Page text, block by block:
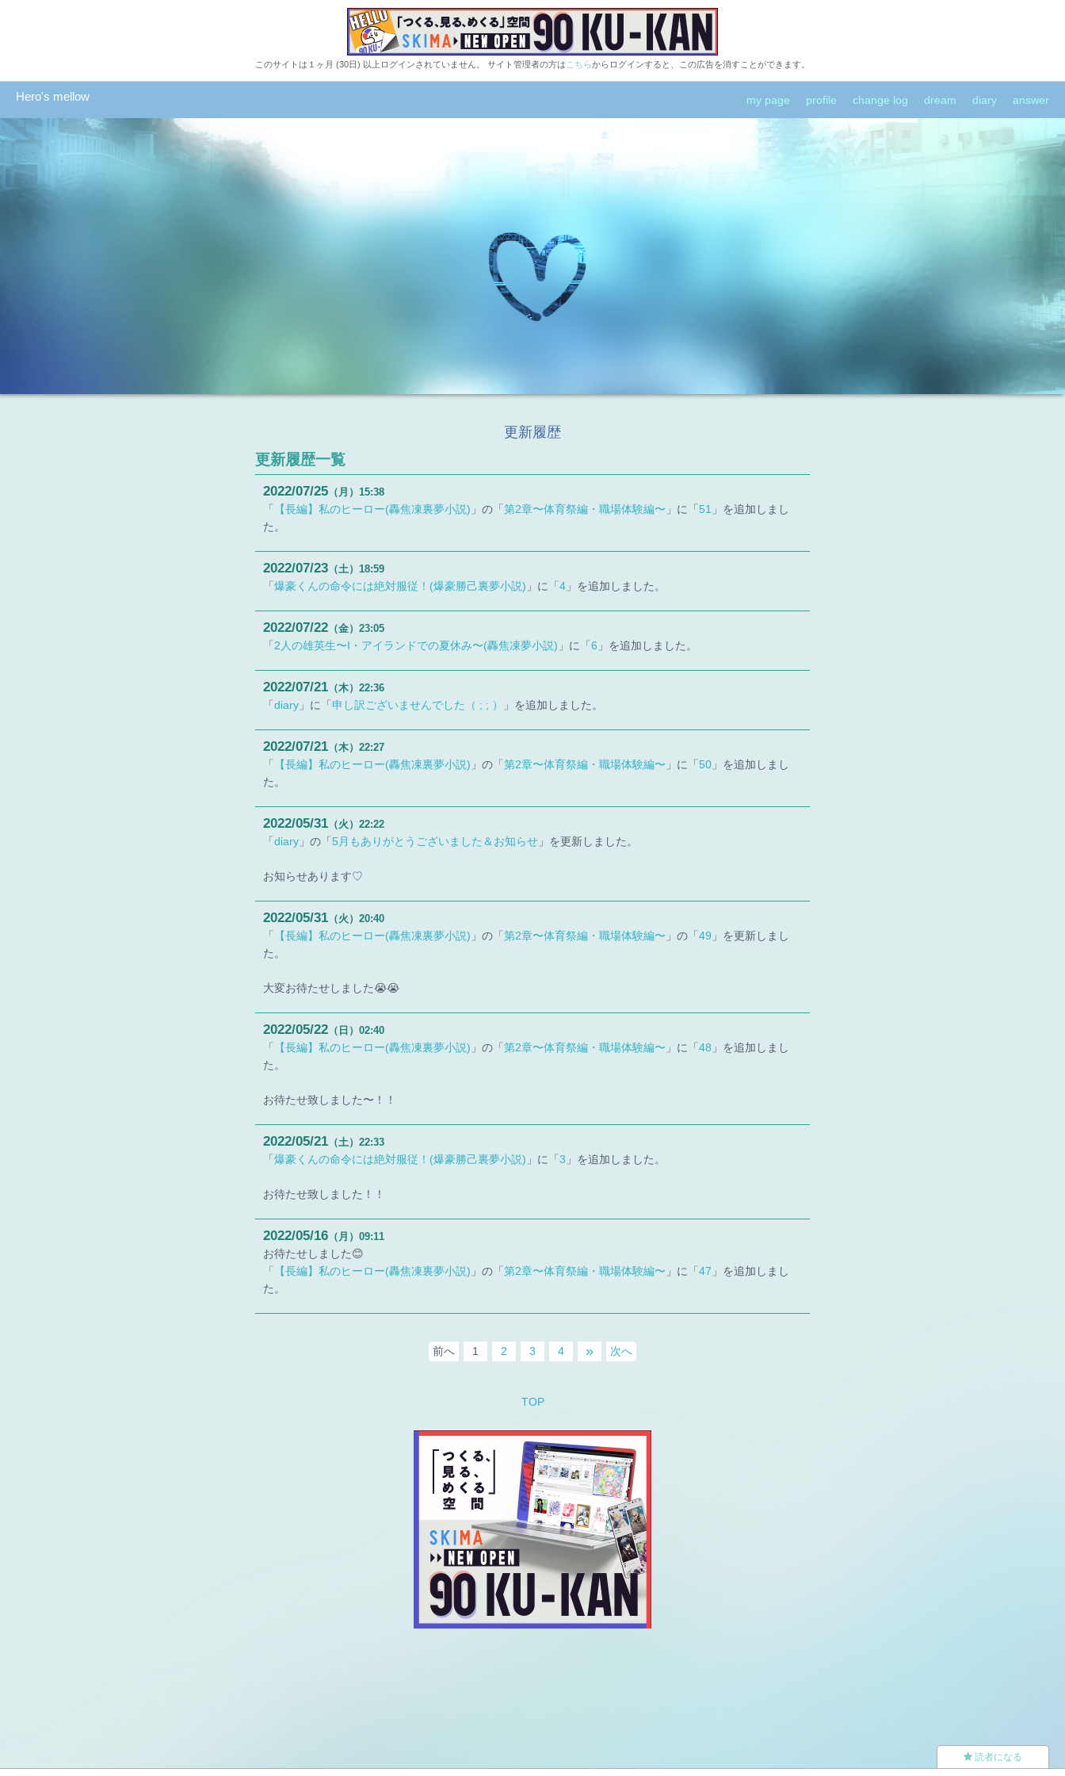
このサイトは１ヶ月 (30日) 以上ログインされていません。 サイト管理者の方は こちらからログインすると、この広告を消すことができます。
Hero's mellow my page profile change log dream diary answer
更新履歴
更新履歴一覧
2022 07 25 （月） 15:38
「 【長編】私のヒーロー(轟焦凍裏夢小説) 」の「 第2章〜体育祭編・職場体験編〜 」に「 51 」を追加しまし
た。
2022 07 23 （土） 18:59
「 爆豪くんの命令には絶対服従！(爆豪勝己裏夢小説) 」に「 4 」を追加しました。
2022 07 22 （金） 23:05
「 2人の雄英生〜I・アイランドでの夏休み〜(轟焦凍夢小説) 」に「 6 」を追加しました。
2022 07 21 （木） 22:36
「 diary 」に「 申し訳ございませんでした（ ; ; ） 」を追加しました。
2022 07 21 （木） 22:27
「 【長編】私のヒーロー(轟焦凍裏夢小説) 」の「 第2章〜体育祭編・職場体験編〜 」に「 50 」を追加しまし
た。
2022 05 31 （火） 22:22
「 diary 」の「 5月もありがとうございました＆お知らせ 」を更新しました。
お知らせあります♡
2022 05 31 （火） 20:40
「 【長編】私のヒーロー(轟焦凍裏夢小説) 」の「 第2章〜体育祭編・職場体験編〜 」の「 49 」を更新しまし
た。
大変お待たせしました😭😭
2022 05 22 （日） 02:40
「 【長編】私のヒーロー(轟焦凍裏夢小説) 」の「 第2章〜体育祭編・職場体験編〜 」に「 48 」を追加しまし
た。
お待たせ致しました〜！！
2022 05 21 （土） 22:33
「 爆豪くんの命令には絶対服従！(爆豪勝己裏夢小説) 」に「 3 」を追加しました。
お待たせ致しました！！
2022 05 16 （月） 09:11
お待たせしました😊
「
【長編】私のヒーロー(轟焦凍裏夢小説) 」の「 第2章〜体育祭編・職場体験編〜 」に「 47 」を追加しまし
た。
前へ 1 2 3 4 » 次へ
TOP
読者になる